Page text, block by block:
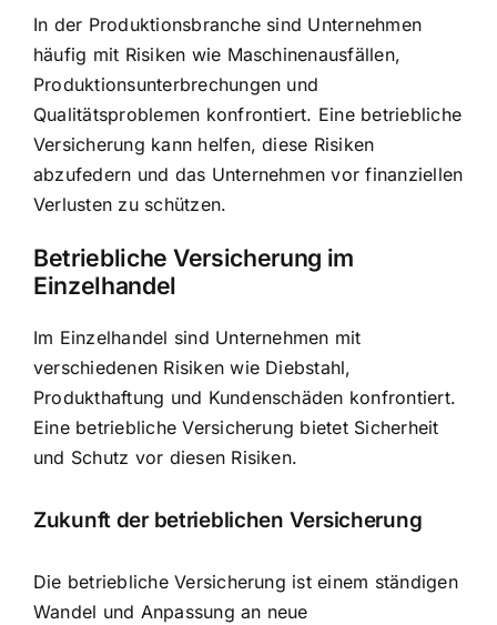
In der Produktionsbranche sind Unternehmen
häufig mit Risiken wie Maschinenausfällen,
Produktionsunterbrechungen und
Qualitätsproblemen konfrontiert. Eine betriebliche
Versicherung kann helfen, diese Risiken
abzufedern und das Unternehmen vor finanziellen
Verlusten zu schützen.
Betriebliche Versicherung im
Einzelhandel
Im Einzelhandel sind Unternehmen mit
verschiedenen Risiken wie Diebstahl,
Produkthaftung und Kundenschäden konfrontiert.
Eine betriebliche Versicherung bietet Sicherheit
und Schutz vor diesen Risiken.
Zukunft der betrieblichen Versicherung
Die betriebliche Versicherung ist einem ständigen
Wandel und Anpassung an neue